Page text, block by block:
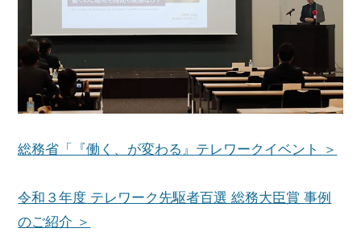
総務省「『働く、が変わる』テレワークイベント ＞
令和３年度 テレワーク先駆者百選 総務大臣賞 事例
のご紹介 ＞